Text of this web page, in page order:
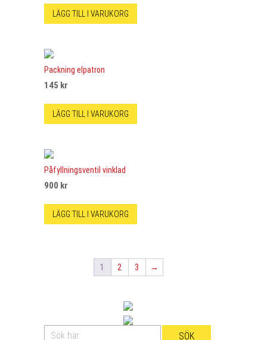
LÄGG TILL I VARUKORG
Packning elpatron
145 kr
LÄGG TILL I VARUKORG
Påfyllningsventil vinklad
900 kr
LÄGG TILL I VARUKORG
1 2 3 →